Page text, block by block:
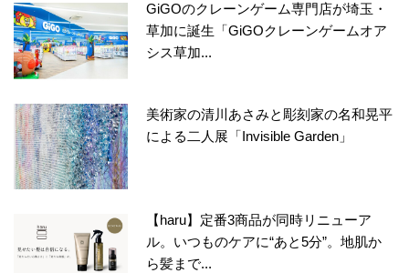
GiGOのクレーンゲーム専門店が埼玉・
草加に誕生「GiGOクレーンゲームオア
シス草加...
美術家の清川あさみと彫刻家の名和晃平
による二人展「Invisible Garden」
【haru】定番3商品が同時リニューア
ル。いつものケアに“あと5分”。地肌か
ら髪まで...